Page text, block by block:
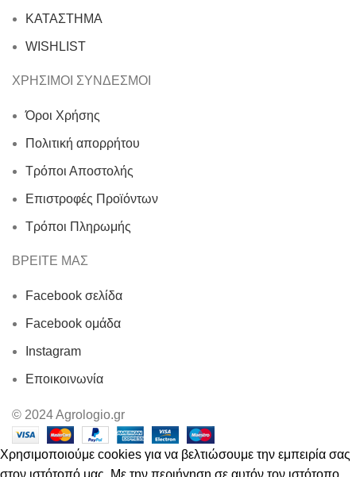
ΚΑΤΑΣΤΗΜΑ
WISHLIST
ΧΡΗΣΙΜΟΙ ΣΥΝΔΕΣΜΟΙ
Όροι Χρήσης
Πολιτική απορρήτου
Τρόποι Αποστολής
Επιστροφές Προϊόντων
Τρόποι Πληρωμής
ΒΡΕΙΤΕ ΜΑΣ
Facebook σελίδα
Facebook ομάδα
Instagram
Εποικοινωνία
© 2024 Agrologio.gr
Χρησιμοποιούμε cookies για να βελτιώσουμε την εμπειρία σας
στον ιστότοπό μας. Με την περιήγηση σε αυτόν τον ιστότοπο,